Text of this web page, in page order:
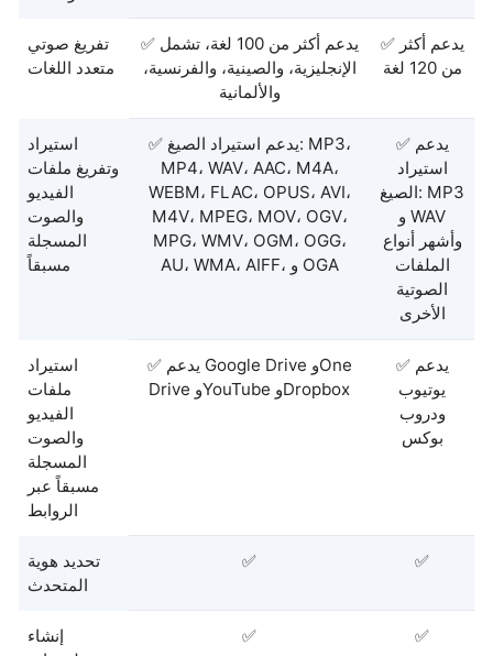
تفريغ صوتي
متعدد اللغات
✅ يدعم أكثر من 100 لغة، تشمل
الإنجليزية، والصينية، والفرنسية،
والألمانية
✅ يدعم أكثر
من 120 لغة
استيراد
وتفريغ ملفات
الفيديو
والصوت
المسجلة
مسبقاً
✅ يدعم استيراد الصيغ: MP3،
MP4، WAV، AAC، M4A،
WEBM، FLAC، OPUS، AVI،
M4V، MPEG، MOV، OGV،
MPG، WMV، OGM، OGG،
AU، WMA، AIFF، و OGA
✅ يدعم
استيراد
الصيغ: MP3
و WAV
وأشهر أنواع
الملفات
الصوتية
الأخرى
استيراد
ملفات
الفيديو
والصوت
المسجلة
مسبقاً عبر
الروابط
✅ يدعم Google Drive وOne
Drive وYouTube وDropbox
✅ يدعم
يوتيوب
ودروب
بوكس
تحديد هوية
المتحدث
✅ ✅
إنشاء
✅ ✅